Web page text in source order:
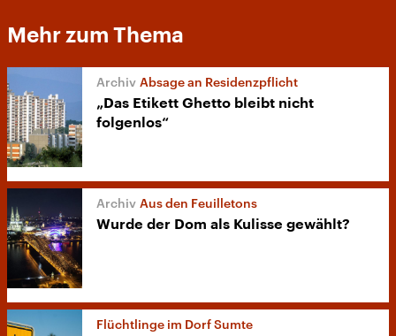
Mehr zum Thema
Absage an Residenzpflicht
„Das Etikett Ghetto bleibt nicht
folgenlos“
Aus den Feuilletons
Wurde der Dom als Kulisse gewählt?
Flüchtlinge im Dorf Sumte